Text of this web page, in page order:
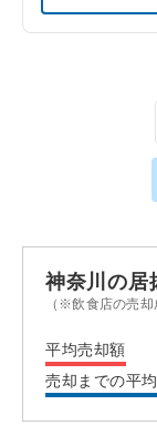
神奈川の居
（※飲食店の売却
平均売却額
売却までの平